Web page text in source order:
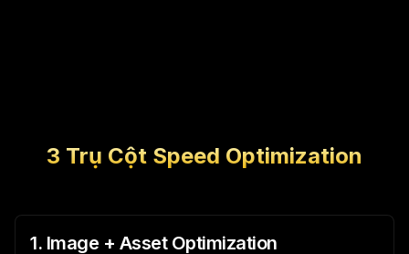
3 Trụ Cột Speed Optimization
1. Image + Asset Optimization